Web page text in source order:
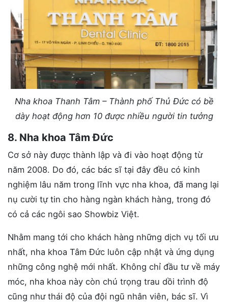
Nha khoa Thanh Tâm – Thành phố Thủ Đức có bề
dày hoạt động hơn 10 được nhiều người tin tưởng
8. Nha khoa Tâm Đức
Cơ sở này được thành lập và đi vào hoạt động từ
năm 2008. Do đó, các bác sĩ tại đây đều có kinh
nghiệm lâu năm trong lĩnh vực nha khoa, đã mang lại
nụ cười tự tin cho hàng ngàn khách hàng, trong đó
có cả các ngôi sao Showbiz Việt.
Nhằm mang tới cho khách hàng những dịch vụ tối ưu
nhất, nha khoa Tâm Đức luôn cập nhật và ứng dụng
những công nghệ mới nhất. Không chỉ đầu tư về máy
móc, nha khoa này còn chú trọng trau dồi trình độ
cũng như thái độ của đội ngũ nhân viên, bác sĩ. Vì